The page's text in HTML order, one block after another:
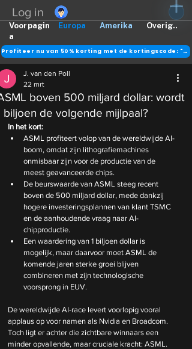
Log in
Europa Amerika Overig..
Voorpagin
a
Profiteer nu van 50% korting met de kortingscode: "DANK"
boven 500 miljard dollar: wordt
biljoen de volgende mijlpaal?
J. van den Poll
22 mrt
In het kort:
ASML profiteert volop van de wereldwijde AI-
boom, omdat zijn lithografiemachines
onmisbaar zijn voor de productie van de
meest geavanceerde chips.
De beurswaarde van ASML steeg recent
boven de 500 miljard dollar, mede dankzij
hogere investeringsplannen van klant TSMC
en de aanhoudende vraag naar AI-
chipproductie.
Een waardering van 1 biljoen dollar is
mogelijk, maar daarvoor moet ASML de
komende jaren sterke groei blijven
combineren met zijn technologische
voorsprong in EUV.
De wereldwijde AI-race levert voorlopig vooral
applaus op voor namen als Nvidia en Broadcom.
Toch ligt er achter die zichtbare winnaars een
minder opvallende, maar cruciale kracht: ASML.